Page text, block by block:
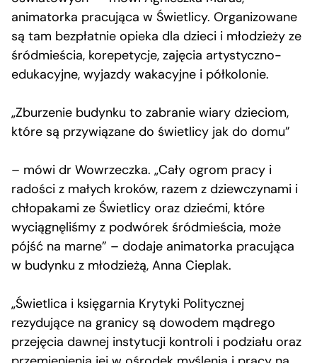
animatorka pracująca w Świetlicy. Organizowane
są tam bezpłatnie opieka dla dzieci i młodzieży ze
śródmieścia, korepetycje, zajęcia artystyczno-
edukacyjne, wyjazdy wakacyjne i półkolonie.
„Zburzenie budynku to zabranie wiary dzieciom,
które są przywiązane do świetlicy jak do domu”
– mówi dr Wowrzeczka. „Cały ogrom pracy i
radości z małych kroków, razem z dziewczynami i
chłopakami ze Świetlicy oraz dziećmi, które
wyciągnęliśmy z podwórek śródmieścia, może
pójść na marne” – dodaje animatorka pracująca
w budynku z młodzieżą, Anna Cieplak.
„Świetlica i księgarnia Krytyki Politycznej
rezydujące na granicy są dowodem mądrego
przejęcia dawnej instytucji kontroli i podziału oraz